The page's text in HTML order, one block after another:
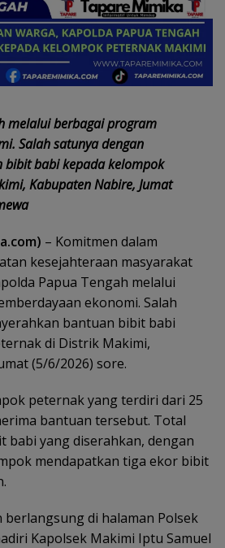
melalui berbagai program
Salah satunya dengan
bibit babi kepada kelompok
Kabupaten Nabire, Jumat
– Komitmen dalam
kesejahteraan masyarakat
Papua Tengah melalui
ekonomi. Salah
bantuan bibit babi
di Distrik Makimi,
(5/6/2026) sore.
peternak yang terdiri dari 25
bantuan tersebut. Total
babi yang diserahkan, dengan
mendapatkan tiga ekor bibit
di halaman Polsek
Kapolsek Makimi Iptu Samuel